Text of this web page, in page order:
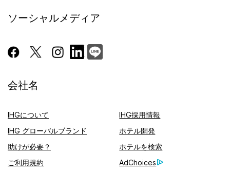
ソーシャルメディア
会社名
IHGについて
IHG採用情報
IHG グローバルブランド
ホテル開発
助けが必要？
ホテルを検索
ご利用規約
AdChoices